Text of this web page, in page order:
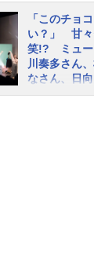
「このチョ
い？」 甘々
笑!? ミュー
川奏多さん
なさん、日
んによる「